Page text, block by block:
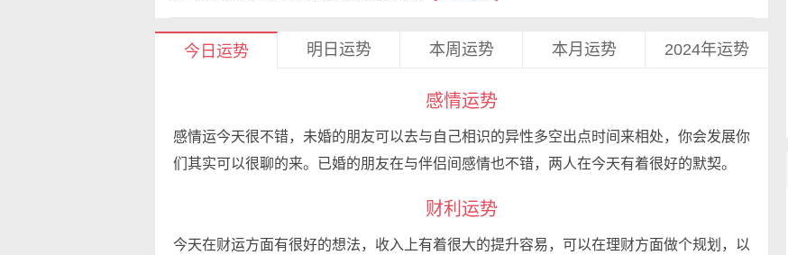
今日运势 明日运势 本周运势 本月运势 2024年运势
感情运势
感情运今天很不错，未婚的朋友可以去与自己相识的异性多空出点时间来相处，你会发展你
们其实可以很聊的来。已婚的朋友在与伴侣间感情也不错，两人在今天有着很好的默契。
财利运势
今天在财运方面有很好的想法，收入上有着很大的提升容易，可以在理财方面做个规划，以